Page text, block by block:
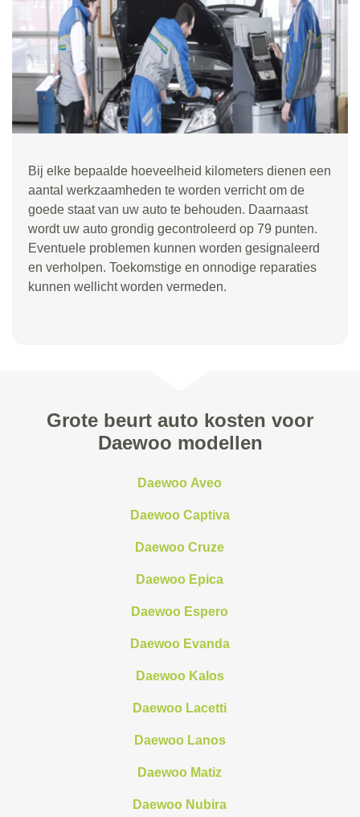
Bij elke bepaalde hoeveelheid kilometers dienen een
aantal werkzaamheden te worden verricht om de
goede staat van uw auto te behouden. Daarnaast
wordt uw auto grondig gecontroleerd op 79 punten.
Eventuele problemen kunnen worden gesignaleerd
en verholpen. Toekomstige en onnodige reparaties
kunnen wellicht worden vermeden.
Grote beurt auto kosten voor
Daewoo modellen
Daewoo Aveo
Daewoo Captiva
Daewoo Cruze
Daewoo Epica
Daewoo Espero
Daewoo Evanda
Daewoo Kalos
Daewoo Lacetti
Daewoo Lanos
Daewoo Matiz
Daewoo Nubira